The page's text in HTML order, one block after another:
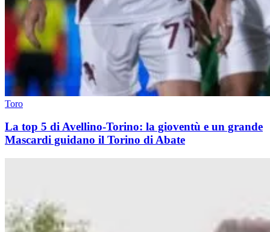
Toro
La top 5 di Avellino-Torino: la gioventù e un grande
Mascardi guidano il Torino di Abate